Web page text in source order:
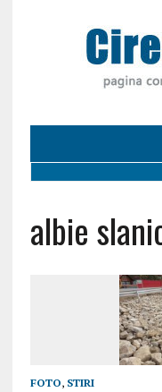
albie
FOTO, STIRI